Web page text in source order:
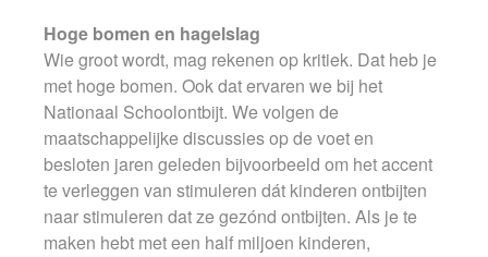
Hoge bomen en hagelslag
Wie groot wordt, mag rekenen op kritiek. Dat heb je
met hoge bomen. Ook dat ervaren we bij het
Nationaal Schoolontbijt. We volgen de
maatschappelijke discussies op de voet en
besloten jaren geleden bijvoorbeeld om het accent
te verleggen van stimuleren dát kinderen ontbijten
naar stimuleren dat ze gezónd ontbijten. Als je te
maken hebt met een half miljoen kinderen,